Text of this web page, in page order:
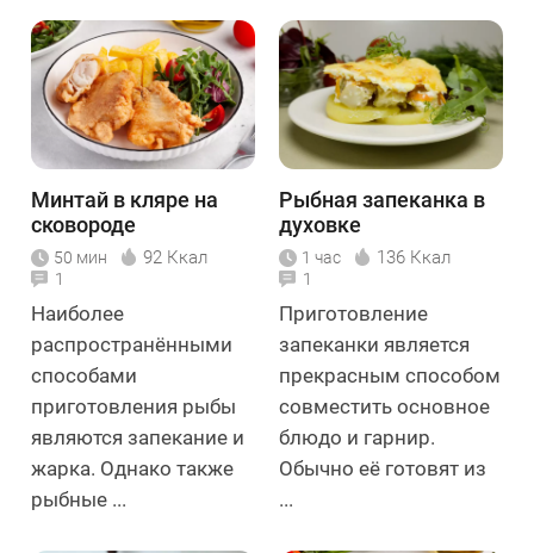
Минтай в кляре на
сковороде
50 мин 92 Ккал
1
Наиболее
распространёнными
способами
приготовления рыбы
являются запекание и
жарка. Однако также
рыбные ...
Рыбная запеканка в
духовке
1 час 136 Ккал
1
Приготовление
запеканки является
прекрасным способом
совместить основное
блюдо и гарнир.
Обычно её готовят из
...